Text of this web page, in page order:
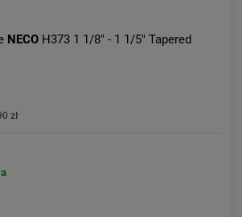
NECO H373 1 1/8" - 1 1/5" Tapered
zł